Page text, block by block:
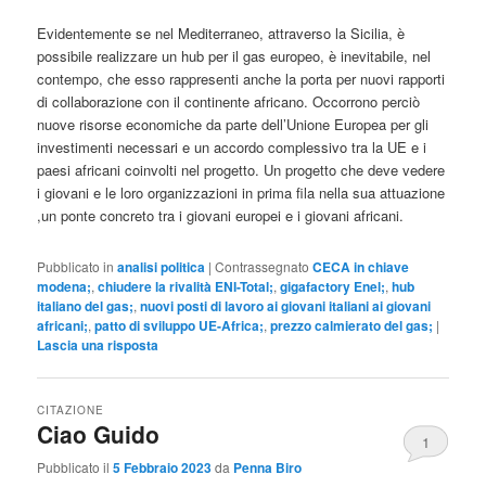
Evidentemente se nel Mediterraneo, attraverso la Sicilia, è
possibile realizzare un hub per il gas europeo, è inevitabile, nel
contempo, che esso rappresenti anche la porta per nuovi rapporti
di collaborazione con il continente africano. Occorrono perciò
nuove risorse economiche da parte dell’Unione Europea per gli
investimenti necessari e un accordo complessivo tra la UE e i
paesi africani coinvolti nel progetto. Un progetto che deve vedere
i giovani e le loro organizzazioni in prima fila nella sua attuazione
,un ponte concreto tra i giovani europei e i giovani africani.
Pubblicato in analisi politica |Contrassegnato CECA in chiave
modena;,chiudere la rivalità ENI-Total;,gigafactory Enel;,hub
italiano del gas;,nuovi posti di lavoro ai giovani italiani ai giovani
africani;,patto di sviluppo UE-Africa;,prezzo calmierato del gas; |
Lascia una risposta
Ciao Guido
CITAZIONE
Pubblicato il5 Febbraio 2023da Penna Biro
1